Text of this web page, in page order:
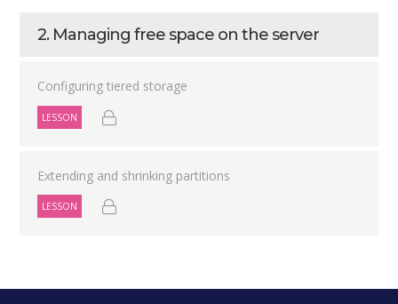
2. Managing free space on the server
Configuring tiered storage
LESSON
Extending and shrinking partitions
LESSON